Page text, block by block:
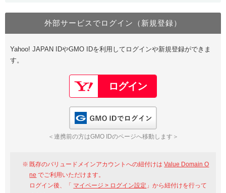
Value Domain Oneにログイン
Google
GMO ID Amazon
※AmazonはValue Domain Oneのログイン画面へ遷移します
Value Domain Oneアカウント作成
以下でも登録可能
Google Yahoo!
GMO ID
外部サービスでログイン（新規登録）
Yahoo! JAPAN IDやGMO IDを利用してログインや新規登録ができま
す。
＜連携前の方はGMO IDのページへ移動します＞
既存のバリュードメインアカウントへの紐付けはValue Domain O
ne でご利用いただけます。
ログイン後、「 マイページ > ログイン設定 」から紐付けを行って